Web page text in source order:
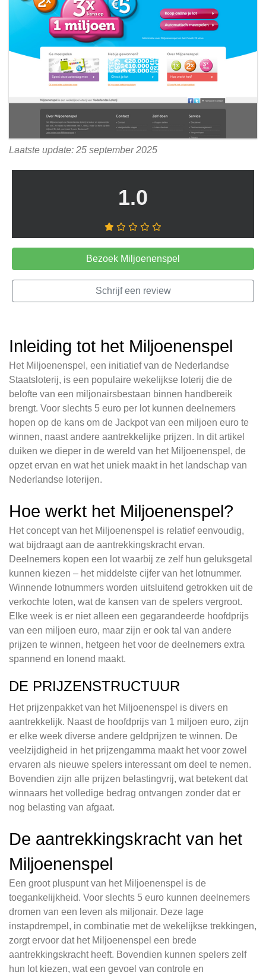
Laatste update: 25 september 2025
1.0
Bezoek Miljoenenspel
Schrijf een review
Inleiding tot het Miljoenenspel
Het Miljoenenspel, een initiatief van de Nederlandse
Staatsloterij, is een populaire wekelijkse loterij die de
belofte van een miljonairsbestaan binnen handbereik
brengt. Voor slechts 5 euro per lot kunnen deelnemers
hopen op de kans om de Jackpot van een miljoen euro te
winnen, naast andere aantrekkelijke prijzen. In dit artikel
duiken we dieper in de wereld van het Miljoenenspel, de
opzet ervan en wat het uniek maakt in het landschap van
Nederlandse loterijen.
Hoe werkt het Miljoenenspel?
Het concept van het Miljoenenspel is relatief eenvoudig,
wat bijdraagt aan de aantrekkingskracht ervan.
Deelnemers kopen een lot waarbij ze zelf hun geluksgetal
kunnen kiezen – het middelste cijfer van het lotnummer.
Winnende lotnummers worden uitsluitend getrokken uit de
verkochte loten, wat de kansen van de spelers vergroot.
Elke week is er niet alleen een gegarandeerde hoofdprijs
van een miljoen euro, maar zijn er ook tal van andere
prijzen te winnen, hetgeen het voor de deelnemers extra
spannend en lonend maakt.
DE PRIJZENSTRUCTUUR
Het prijzenpakket van het Miljoenenspel is divers en
aantrekkelijk. Naast de hoofdprijs van 1 miljoen euro, zijn
er elke week diverse andere geldprijzen te winnen. De
veelzijdigheid in het prijzengamma maakt het voor zowel
ervaren als nieuwe spelers interessant om deel te nemen.
Bovendien zijn alle prijzen belastingvrij, wat betekent dat
winnaars het volledige bedrag ontvangen zonder dat er
nog belasting van afgaat.
De aantrekkingskracht van het
Miljoenenspel
Een groot pluspunt van het Miljoenenspel is de
toegankelijkheid. Voor slechts 5 euro kunnen deelnemers
dromen van een leven als miljonair. Deze lage
instapdrempel, in combinatie met de wekelijkse trekkingen,
zorgt ervoor dat het Miljoenenspel een brede
aantrekkingskracht heeft. Bovendien kunnen spelers zelf
hun lot kiezen, wat een gevoel van controle en